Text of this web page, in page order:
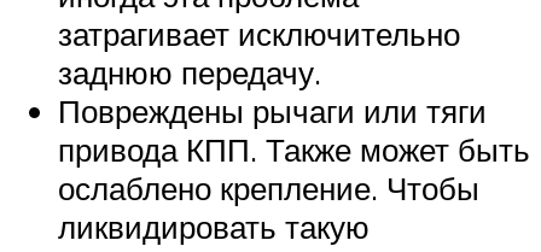
затрагивает исключительно
заднюю передачу.
Повреждены рычаги или тяги
привода КПП. Также может быть
ослаблено крепление. Чтобы
ликвидировать такую